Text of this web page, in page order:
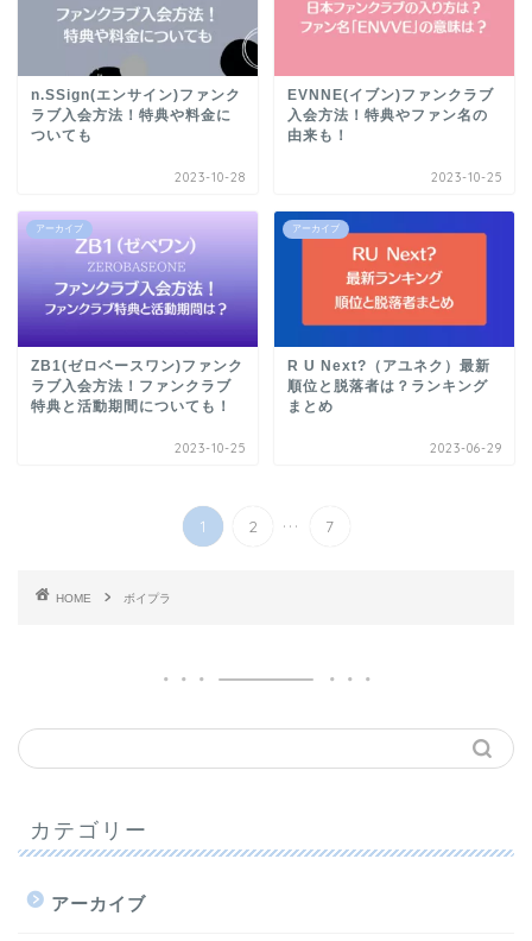
n.SSign(エンサイン)ファンク
ラブ入会方法！特典や料金に
ついても
2023-10-28
EVNNE(イブン)ファンクラブ
入会方法！特典やファン名の
由来も！
2023-10-25
アーカイブ
ZB1(ゼロベースワン)ファンク
ラブ入会方法！ファンクラブ
特典と活動期間についても！
2023-10-25
アーカイブ
R U Next?（アユネク）最新
順位と脱落者は？ランキング
まとめ
2023-06-29
1 2 ... 7
HOME ボイプラ
カテゴリー
アーカイブ